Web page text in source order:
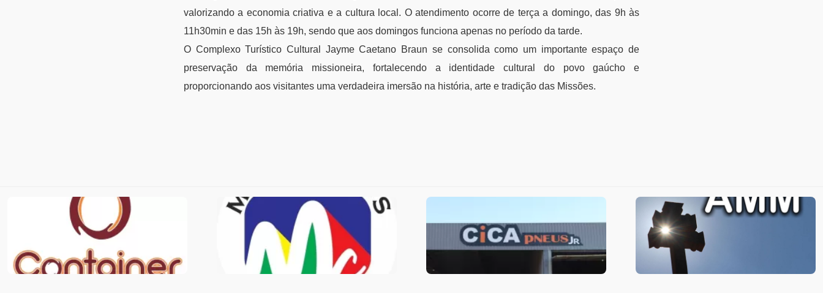
valorizando a economia criativa e a cultura local. O atendimento ocorre de terça a domingo, das 9h às
11h30min e das 15h às 19h, sendo que aos domingos funciona apenas no período da tarde.
O Complexo Turístico Cultural Jayme Caetano Braun se consolida como um importante espaço de
preservação da memória missioneira, fortalecendo a identidade cultural do povo gaúcho e
proporcionando aos visitantes uma verdadeira imersão na história, arte e tradição das Missões.